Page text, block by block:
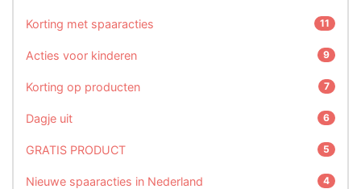
Korting met spaaracties 11
Acties voor kinderen 9
Korting op producten 7
Dagje uit 6
GRATIS PRODUCT 5
Nieuwe spaaracties in Nederland 4